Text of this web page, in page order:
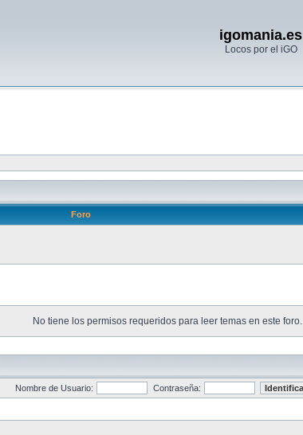
igomania.es
Locos por el iGO
Foro
No tiene los permisos requeridos para leer temas en este foro.
Nombre de Usuario: Contraseña: